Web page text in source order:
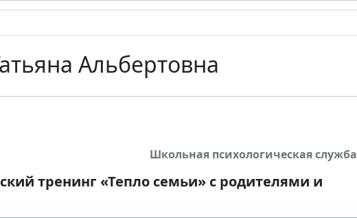
Альбертовна
Школьная психологическая служба
тренинг «Тепло семьи» с родителями и